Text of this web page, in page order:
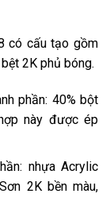
có cấu tạo gồm
2K phủ bóng.
phần: 40% bột
này được ép
nhựa Acrylic
2K bền màu,